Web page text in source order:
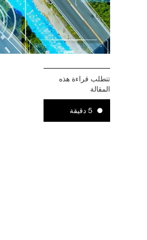
تتطلب قراءة هذه
المقالة
5 دقيقة